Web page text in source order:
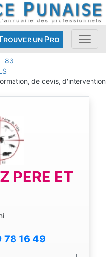
ROUVER UN PRO
83
de devis, d'intervention
PERE ET
78 16 49